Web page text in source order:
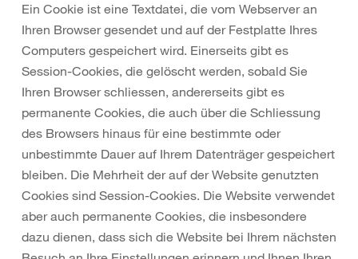
Ein Cookie ist eine Textdatei, die vom Webserver an
Ihren Browser gesendet und auf der Festplatte Ihres
Computers gespeichert wird. Einerseits gibt es
Session-Cookies, die gelöscht werden, sobald Sie
Ihren Browser schliessen, andererseits gibt es
permanente Cookies, die auch über die Schliessung
des Browsers hinaus für eine bestimmte oder
unbestimmte Dauer auf Ihrem Datenträger gespeichert
bleiben. Die Mehrheit der auf der Website genutzten
Cookies sind Session-Cookies. Die Website verwendet
aber auch permanente Cookies, die insbesondere
dazu dienen, dass sich die Website bei Ihrem nächsten